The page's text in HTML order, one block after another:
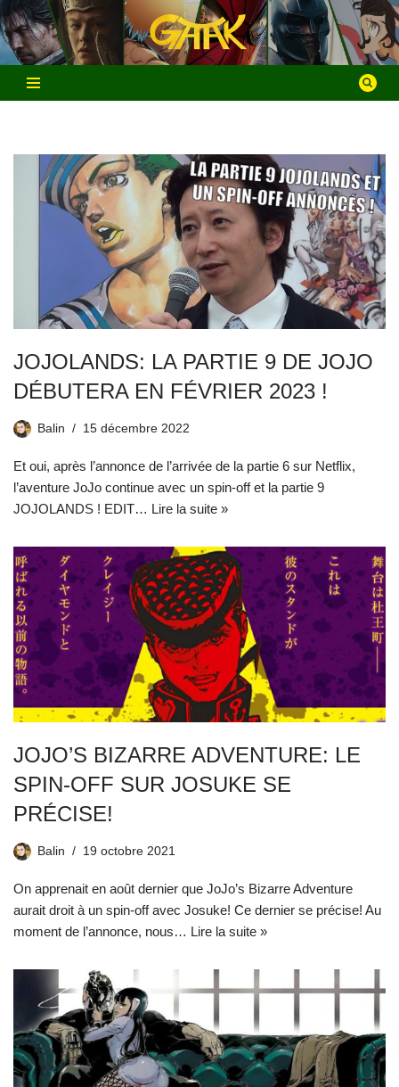
Aller
au
contenu
JOJOLANDS: LA PARTIE 9 DE JOJO
DÉBUTERA EN FÉVRIER 2023 !
Balin 15 décembre 2022
Et oui, après l’annonce de l’arrivée de la partie 6 sur Netflix,
l’aventure JoJo continue avec un spin-off et la partie 9
JOJOLANDS ! EDIT… Lire la suite »
JOJO’S BIZARRE ADVENTURE: LE
SPIN-OFF SUR JOSUKE SE
PRÉCISE!
Balin 19 octobre 2021
On apprenait en août dernier que JoJo’s Bizarre Adventure
aurait droit à un spin-off avec Josuke! Ce dernier se précise! Au
moment de l’annonce, nous… Lire la suite »